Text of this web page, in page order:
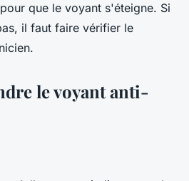
que le voyant s'éteigne. Si
il faut faire vérifier le
le voyant anti-